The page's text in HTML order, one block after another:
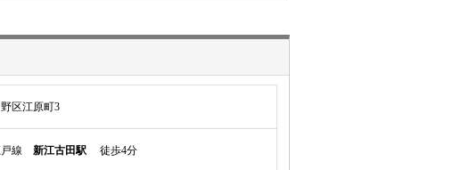
区江原町3
戸線 新江古田駅 徒歩4分